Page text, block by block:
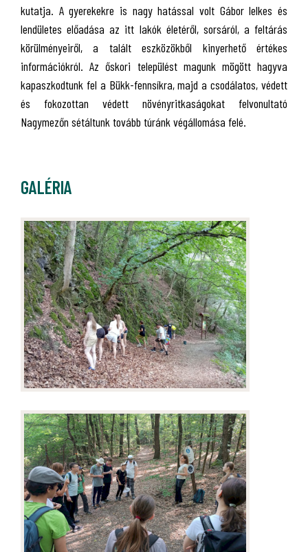
kutatja. A gyerekekre is nagy hatással volt Gábor lelkes és
lendületes előadása az itt lakók életéről, sorsáról, a feltárás
körülményeiről, a talált eszközökből kinyerhető értékes
információkról. Az őskori települést magunk mögött hagyva
kapaszkodtunk fel a Bükk-fennsíkra, majd a csodálatos, védett
és fokozottan védett növényritkaságokat felvonultató
Nagymezőn sétáltunk tovább túránk végállomása felé.
GALÉRIA